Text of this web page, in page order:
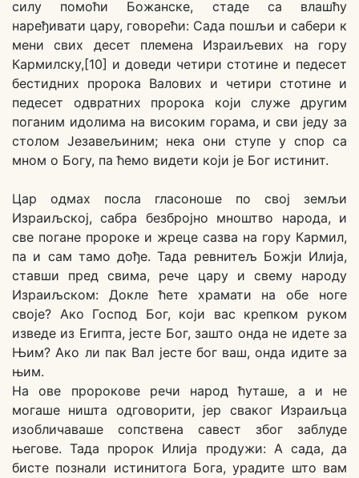
силу помоћи Божанске, стаде са влашћу
наређивати цару, говорећи: Сада пошљи и сабери к
мени свих десет племена Израиљевих на гору
Кармилску,[10] и доведи четири стотине и педесет
бестидних пророка Валових и четири стотине и
педесет одвратних пророка који служе другим
поганим идолима на високим горама, и сви једу за
столом Језавељиним; нека они ступе у спор са
мном о Богу, па ћемо видети који је Бог истинит.
Цар одмах посла гласоноше по свој земљи
Израиљској, сабра безбројно мноштво народа, и
све погане пророке и жреце сазва на гору Кармил,
па и сам тамо дође. Тада ревнитељ Божји Илија,
ставши пред свима, рече цару и свему народу
Израиљском: Докле ћете храмати на обе ноге
своје? Ако Господ Бог, који вас крепком руком
изведе из Египта, јесте Бог, зашто онда не идете за
Њим? Ако ли пак Вал јесте бог ваш, онда идите за
њим.
На ове пророкове речи народ ћуташе, а и не
могаше ништа одговорити, јер сваког Израиљца
изобличаваше сопствена савест због заблуде
његове. Тада пророк Илија продужи: А сада, да
бисте познали истинитога Бога, урадите што вам